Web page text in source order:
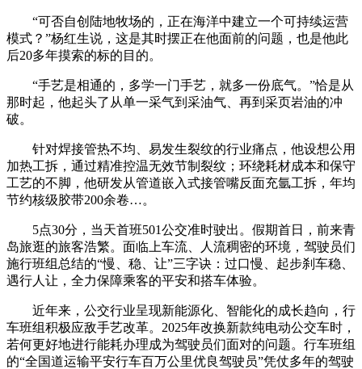
“可否自创陆地牧场的，正在海洋中建立一个可持续运营
模式？”杨红生说，这是其时摆正在他面前的问题，也是他此
后20多年摸索的标的目的。
“手艺是相通的，多学一门手艺，就多一份底气。”恰是从
那时起，他起头了从单一采气到采油气、再到采页岩油的冲
破。
针对焊接管热不均、易发生裂纹的行业痛点，他设想公用
加热工拆，通过精准控温无效节制裂纹；环绕耗材成本和保守
工艺的不脚，他研发从管道嵌入式接管嘴反面充氩工拆，年均
节约核级胶带200余卷…。
5点30分，当天首班501公交准时驶出。假期首日，前来青
岛旅逛的旅客浩繁。面临上车流、人流稠密的环境，驾驶员们
施行班组总结的“慢、稳、让”三字诀：过口慢、起步刹车稳、
遇行人让，全力保障乘客的平安和搭车体验。
近年来，公交行业呈现新能源化、智能化的成长趋向，行
车班组积极应敌手艺改革。2025年改换新款纯电动公交车时，
若何更好地进行能耗办理成为驾驶员们面对的问题。行车班组
的“全国道运输平安行车百万公里优良驾驶员”凭仗多年的驾驶